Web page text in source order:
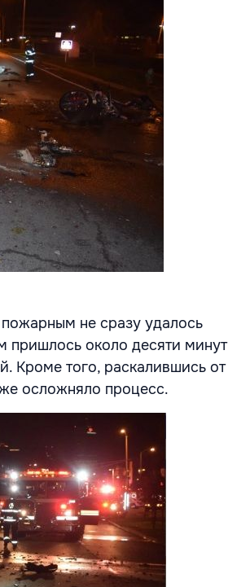
не сразу удалось
пришлось около десяти минут
Кроме того, раскалившись от
осложняло процесс.